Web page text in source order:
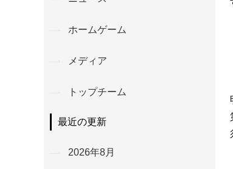
ホームゲーム
メディア
トップチーム
最近の更新
2026年8月